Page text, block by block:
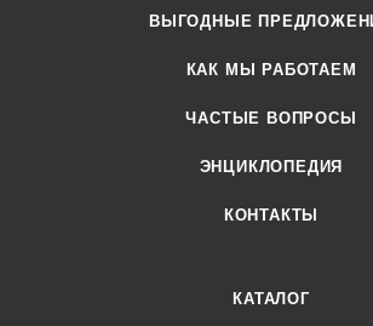
ВЫГОДНЫЕ
КАК МЫ РАБОТАЕМ
ЧАСТЫЕ ВОПРОСЫ
ЭНЦИКЛОПЕДИЯ
КОНТАКТЫ
КАТАЛОГ